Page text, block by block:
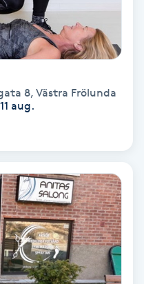
8, Västra Frölunda
aug.